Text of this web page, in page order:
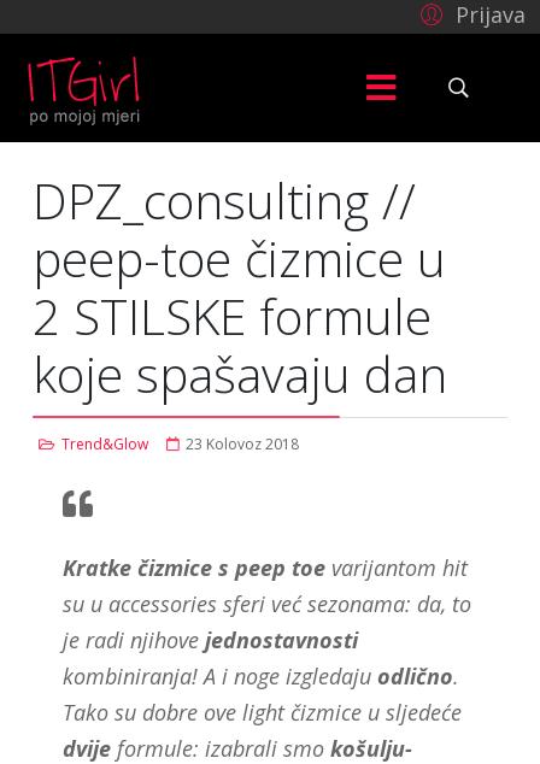
Prijava
DPZ_consulting //
peep-toe čizmice u
2 STILSKE formule
koje spašavaju dan
Trend&Glow 23 Kolovoz 2018
Kratke čizmice s peep toe varijantom hit
su u accessories sferi već sezonama: da, to
je radi njihove jednostavnosti
kombiniranja! A i noge izgledaju odlično.
Tako su dobre ove light čizmice u sljedeće
dvije formule: izabrali smo košulju-